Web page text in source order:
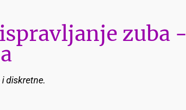
zuba -
diskretne.